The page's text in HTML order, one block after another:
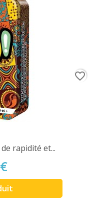
rapidité et...
favorite_border